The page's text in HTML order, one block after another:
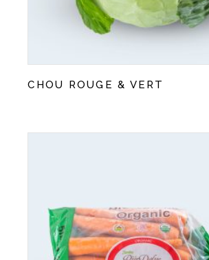
CHOU ROUGE & VERT